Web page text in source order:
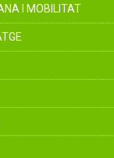
I MOBILITAT